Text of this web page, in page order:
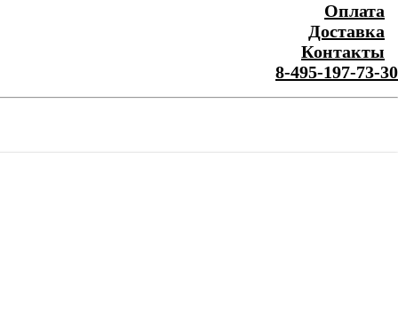
Оплата
Доставка
Контакты
8-495-197-73-30